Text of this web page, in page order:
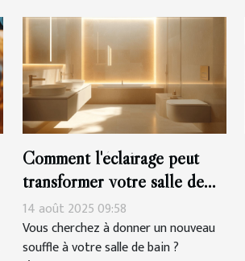
Comment l'éclairage peut
transformer votre salle de
bain ?
14 août 2025 09:58
Vous cherchez à donner un nouveau
souffle à votre salle de bain ?